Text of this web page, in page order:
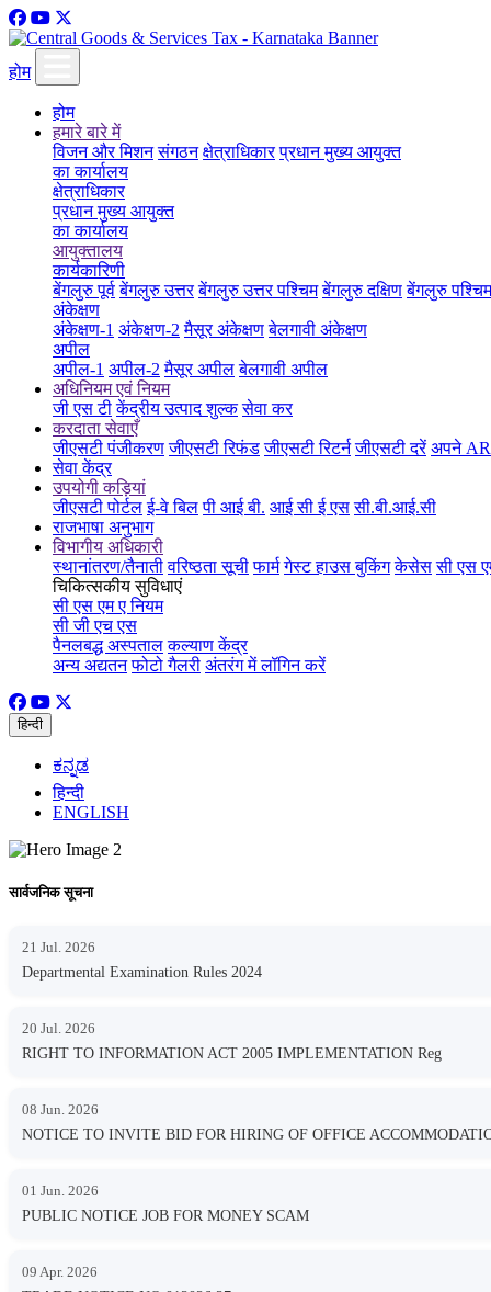
होम
होम
हमारे बारे में
विजन और मिशन संगठन क्षेत्राधिकार प्रधान मुख्य आयुक्त
का कार्यालय
क्षेत्राधिकार
प्रधान मुख्य आयुक्त
का कार्यालय
आयुक्तालय
कार्यकारिणी
बेंगलुरु पूर्व बेंगलुरु उत्तर बेंगलुरु उत्तर पश्चिम बेंगलुरु दक्षिण बेंगलुरु पश्चिम
अंकेक्षण
अंकेक्षण-1 अंकेक्षण-2 मैसूर अंकेक्षण बेलगावी अंकेक्षण
अपील
अपील-1 अपील-2 मैसूर अपील बेलगावी अपील
अधिनियम एवं नियम
जी एस टी केंद्रीय उत्पाद शुल्क सेवा कर
करदाता सेवाएँ
जीएसटी पंजीकरण जीएसटी रिफंड जीएसटी रिटर्न जीएसटी दरें अपने
सेवा केंद्र
उपयोगी कड़ियां
जीएसटी पोर्टल ई-वे बिल पी आई बी. आई सी ई एस सी.बी.आई.सी
राजभाषा अनुभाग
विभागीय अधिकारी
स्थानांतरण/तैनाती वरिष्ठता सूची फार्म गेस्ट हाउस बुकिंग केसेस सी एस
चिकित्सकीय सुविधाएं
सी एस एम ए नियम
सी जी एच एस
पैनलबद्ध अस्पताल कल्याण केंद्र
अन्य अद्यतन फोटो गैलरी अंतरंग में लॉगिन करें
हिन्दी
ಕನ್ನಡ
हिन्दी
ENGLISH
सार्वजनिक सूचना
21 Jul. 2026
Departmental Examination Rules 2024
20 Jul. 2026
RIGHT TO INFORMATION ACT 2005 IMPLEMENTATION Reg
08 Jun. 2026
NOTICE TO INVITE BID FOR HIRING OF OFFICE
01 Jun. 2026
PUBLIC NOTICE JOB FOR MONEY SCAM
09 Apr. 2026